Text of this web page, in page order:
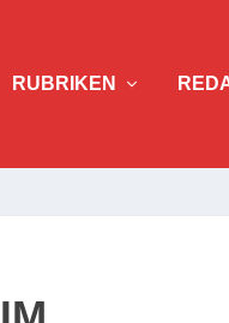
RUBRIKEN